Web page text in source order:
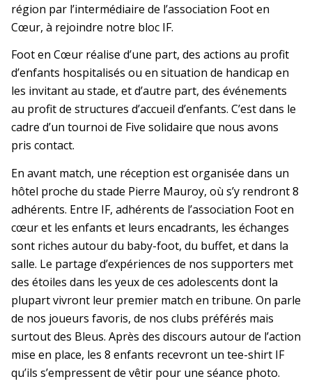
région par l’intermédiaire de l’association Foot en
Cœur, à rejoindre notre bloc IF.
Foot en Cœur réalise d’une part, des actions au profit
d’enfants hospitalisés ou en situation de handicap en
les invitant au stade, et d’autre part, des événements
au profit de structures d’accueil d’enfants. C’est dans le
cadre d’un tournoi de Five solidaire que nous avons
pris contact.
En avant match, une réception est organisée dans un
hôtel proche du stade Pierre Mauroy, où s’y rendront 8
adhérents. Entre IF, adhérents de l’association Foot en
cœur et les enfants et leurs encadrants, les échanges
sont riches autour du baby-foot, du buffet, et dans la
salle. Le partage d’expériences de nos supporters met
des étoiles dans les yeux de ces adolescents dont la
plupart vivront leur premier match en tribune. On parle
de nos joueurs favoris, de nos clubs préférés mais
surtout des Bleus. Après des discours autour de l’action
mise en place, les 8 enfants recevront un tee-shirt IF
qu’ils s’empressent de vêtir pour une séance photo.